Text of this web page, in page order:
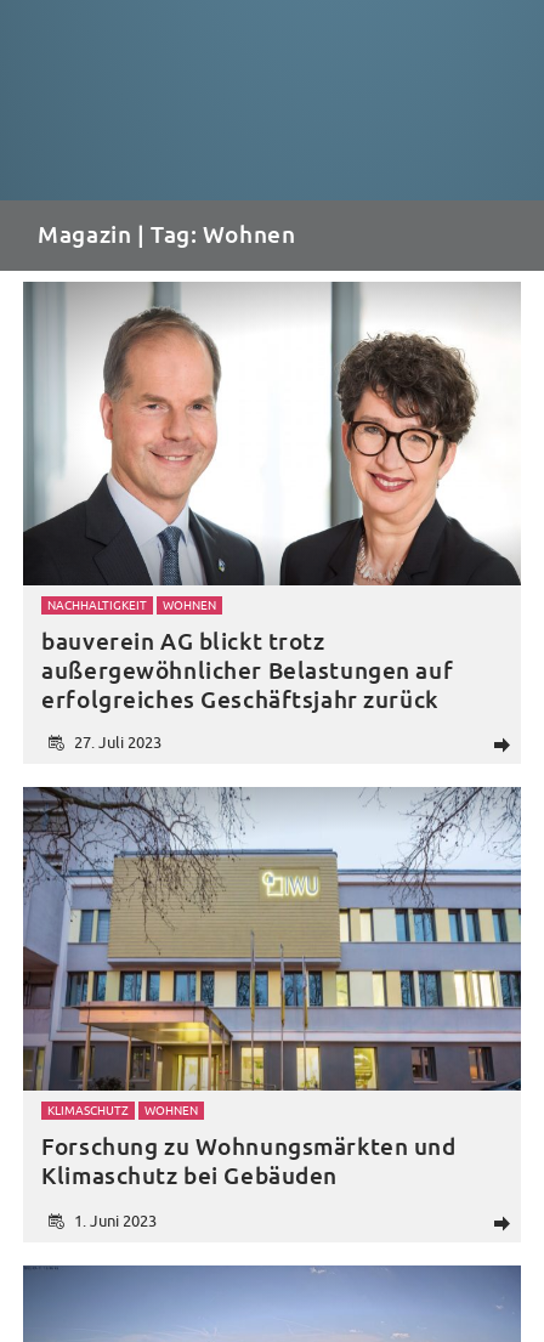
Magazin | Tag: Wohnen
d
27. Juli 2023
NACHHALTIGKEIT WOHNEN
bauverein AG blickt trotz
außergewöhnlicher Belastungen auf
erfolgreiches Geschäftsjahr zurück
d
1. Juni 2023
KLIMASCHUTZ WOHNEN
Forschung zu Wohnungsmärkten und
Klimaschutz bei Gebäuden